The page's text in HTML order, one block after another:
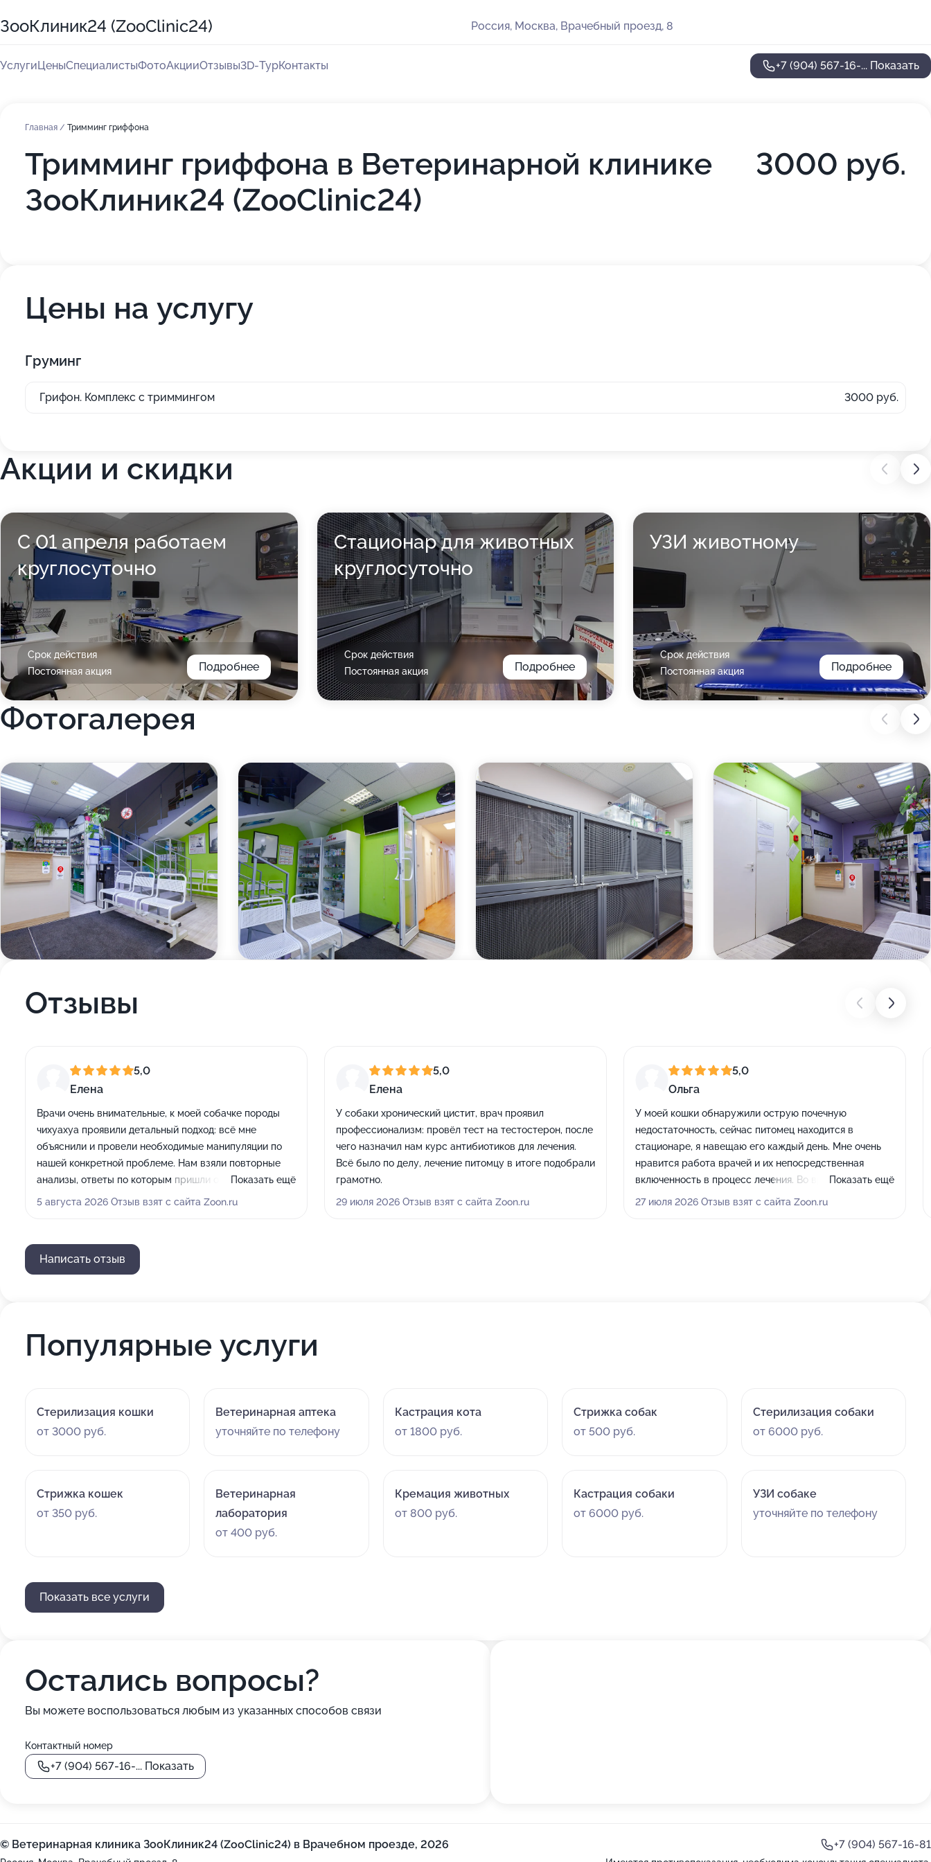
ЗооКлиник24 (ZooClinic24) Россия, Москва, Врачебный проезд, 8
УслугиЦеныСпециалистыФотоАкцииОтзывы3D-ТурКонтакты +7 (904) 567-16-... Показать
Главная / Тримминг гриффона
Тримминг гриффона в Ветеринарной клинике
ЗооКлиник24 (ZooClinic24)
3000 руб.
Цены на услугу
Груминг
Грифон. Комплекс с триммингом 3000 руб.
Акции и скидки
С 01 апреля работаем
круглосуточно
Срок действия
Постоянная акция
Подробнее
Стационар для животных
круглосуточно
Срок действия
Постоянная акция
Подробнее
УЗИ животному
Срок действия
Постоянная акция
Подробнее
Фотогалерея
Отзывы
5,0
Елена
Врачи очень внимательные, к моей собачке породы
чихуахуа проявили детальный подход: всё мне
объяснили и провели необходимые манипуляции по
нашей конкретной проблеме. Нам взяли повторные
анализы, ответы по которым пришли очень быстро, на
их основе составили дальнейший план действий.
Показать ещё
5 августа 2026 Отзыв взят с сайта Zoon.ru
5,0
Елена
У собаки хронический цистит, врач проявил
профессионализм: провёл тест на тестостерон, после
чего назначил нам курс антибиотиков для лечения.
Всё было по делу, лечение питомцу в итоге подобрали
грамотно.
29 июля 2026 Отзыв взят с сайта Zoon.ru
5,0
Ольга
У моей кошки обнаружили острую почечную
недостаточность, сейчас питомец находится в
стационаре, я навещаю его каждый день. Мне очень
нравится работа врачей и их непосредственная
включенность в процесс лечения. Во время осмотра
доктор проявлял максимальную внимательность и
Показать ещё
27 июля 2026 Отзыв взят с сайта Zoon.ru
Написать отзыв
Популярные услуги
Стерилизация кошки
от 3000 руб.
Ветеринарная аптека
уточняйте по телефону
Кастрация кота
от 1800 руб.
Стрижка собак
от 500 руб.
Стерилизация собаки
от 6000 руб.
Стрижка кошек
от 350 руб.
Ветеринарная
лаборатория
от 400 руб.
Кремация животных
от 800 руб.
Кастрация собаки
от 6000 руб.
УЗИ собаке
уточняйте по телефону
Показать все услуги
Остались вопросы?
Вы можете воспользоваться любым из указанных способов связи
Контактный номер
+7 (904) 567-16-... Показать
© Ветеринарная клиника ЗооКлиник24 (ZooClinic24) в Врачебном проезде, 2026 +7 (904) 567-16-81